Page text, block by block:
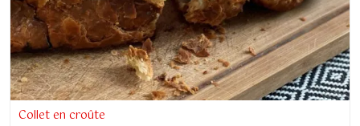
Collet en croûte